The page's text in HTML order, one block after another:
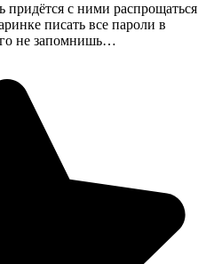
с ними распрощаться
писать все пароли в
не запомнишь…